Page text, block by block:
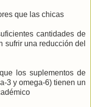
que las chicas
cantidades de
sufrir una reducción del
los suplementos de
3 y omega-6) tienen un